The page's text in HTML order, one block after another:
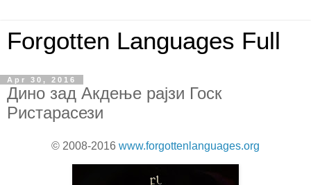
Forgotten Languages Full
Apr 30, 2016
Дино зад Акдење рајзи Госк
Ристарасези
© 2008-2016 www.forgottenlanguages.org